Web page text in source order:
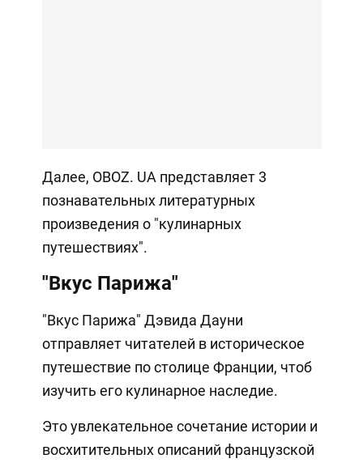
Далее, OBOZ. UA представляет 3
познавательных литературных
произведения о "кулинарных
путешествиях".
"Вкус Парижа"
"Вкус Парижа" Дэвида Дауни
отправляет читателей в историческое
путешествие по столице Франции, чтоб
изучить его кулинарное наследие.
Это увлекательное сочетание истории и
восхитительных описаний французской